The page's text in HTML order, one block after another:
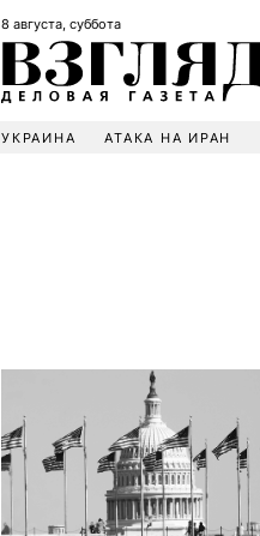
8 августа, суббота
УКРАИНА АТАКА НА ИРАН